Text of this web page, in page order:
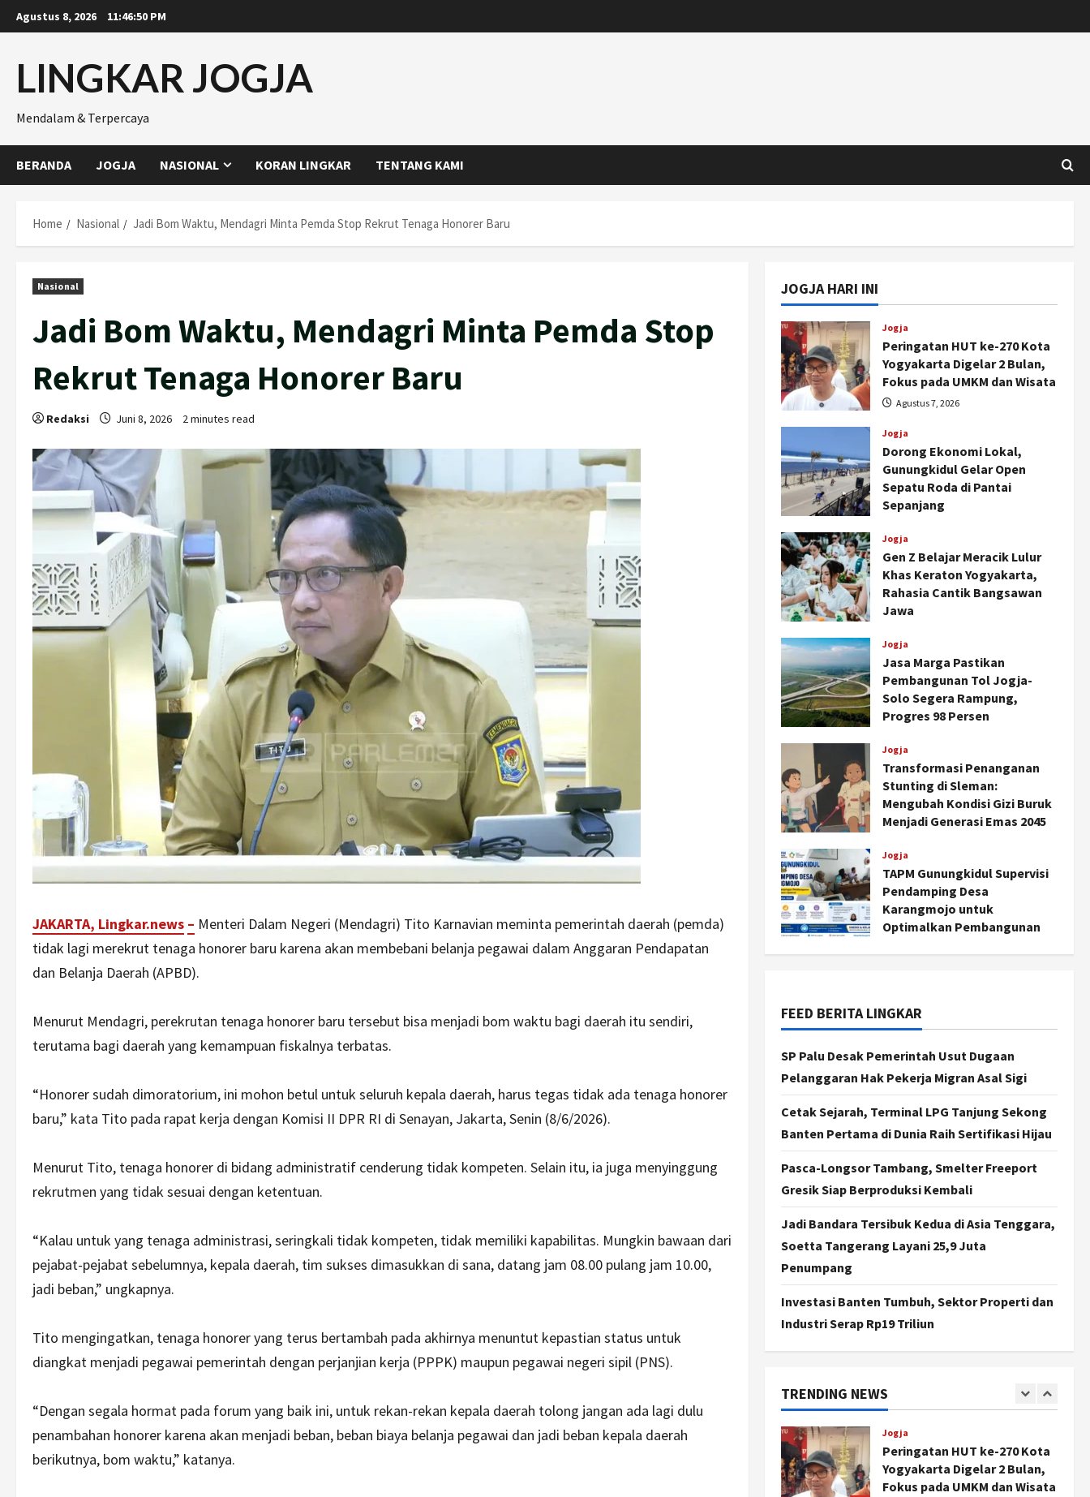
Skip
to
Agustus 8, 2026 11:46:51 PM
LINGKAR JOGJA
Mendalam & Terpercaya
BERANDA JOGJA NASIONAL KORAN LINGKAR TENTANG KAMI
Home Nasional Jadi Bom Waktu, Mendagri Minta Pemda Stop Rekrut Tenaga Honorer Baru
Nasional
Jadi Bom Waktu, Mendagri Minta Pemda Stop
Rekrut Tenaga Honorer Baru
Redaksi Juni 8, 2026 2 minutes read
JAKARTA, Lingkar.news – Menteri Dalam Negeri (Mendagri) Tito Karnavian meminta pemerintah daerah (pemda)
tidak lagi merekrut tenaga honorer baru karena akan membebani belanja pegawai dalam Anggaran Pendapatan
dan Belanja Daerah (APBD).
Menurut Mendagri, perekrutan tenaga honorer baru tersebut bisa menjadi bom waktu bagi daerah itu sendiri,
terutama bagi daerah yang kemampuan fiskalnya terbatas.
“Honorer sudah dimoratorium, ini mohon betul untuk seluruh kepala daerah, harus tegas tidak ada tenaga honorer
baru,” kata Tito pada rapat kerja dengan Komisi II DPR RI di Senayan, Jakarta, Senin (8/6/2026).
Menurut Tito, tenaga honorer di bidang administratif cenderung tidak kompeten. Selain itu, ia juga menyinggung
rekrutmen yang tidak sesuai dengan ketentuan.
“Kalau untuk yang tenaga administrasi, seringkali tidak kompeten, tidak memiliki kapabilitas. Mungkin bawaan dari
pejabat-pejabat sebelumnya, kepala daerah, tim sukses dimasukkan di sana, datang jam 08.00 pulang jam 10.00,
jadi beban,” ungkapnya.
Tito mengingatkan, tenaga honorer yang terus bertambah pada akhirnya menuntut kepastian status untuk
diangkat menjadi pegawai pemerintah dengan perjanjian kerja (PPPK) maupun pegawai negeri sipil (PNS).
“Dengan segala hormat pada forum yang baik ini, untuk rekan-rekan kepala daerah tolong jangan ada lagi dulu
penambahan honorer karena akan menjadi beban, beban biaya belanja pegawai dan jadi beban kepala daerah
berikutnya, bom waktu,” katanya.
JOGJA HARI INI
Jogja
Peringatan HUT ke-270 Kota
Yogyakarta Digelar 2 Bulan,
Fokus pada UMKM dan Wisata
Agustus 7, 2026
Jogja
Dorong Ekonomi Lokal,
Gunungkidul Gelar Open
Sepatu Roda di Pantai
Sepanjang
Jogja
Gen Z Belajar Meracik Lulur
Khas Keraton Yogyakarta,
Rahasia Cantik Bangsawan
Jawa
Jogja
Jasa Marga Pastikan
Pembangunan Tol Jogja-
Solo Segera Rampung,
Progres 98 Persen
Jogja
Transformasi Penanganan
Stunting di Sleman:
Mengubah Kondisi Gizi Buruk
Menjadi Generasi Emas 2045
Jogja
TAPM Gunungkidul Supervisi
Pendamping Desa
Karangmojo untuk
Optimalkan Pembangunan
FEED BERITA LINGKAR
SP Palu Desak Pemerintah Usut Dugaan
Pelanggaran Hak Pekerja Migran Asal Sigi
Cetak Sejarah, Terminal LPG Tanjung Sekong
Banten Pertama di Dunia Raih Sertifikasi Hijau
Pasca-Longsor Tambang, Smelter Freeport
Gresik Siap Berproduksi Kembali
Jadi Bandara Tersibuk Kedua di Asia Tenggara,
Soetta Tangerang Layani 25,9 Juta
Penumpang
Investasi Banten Tumbuh, Sektor Properti dan
Industri Serap Rp19 Triliun
TRENDING NEWS
Jogja
Peringatan HUT ke-270 Kota
Fokus pada UMKM dan Wisata
3
Jogja
Dorong Ekonomi Lokal,
Sepatu Roda di Pantai
Sepanjang
4
Politik
Cagar Budaya RSUD
Soewondo Jadi Sorotan,
Hasil Kajian Tim Provinsi
Segera Keluar
Agustus 7, 2026
Nasional
BRIN Kembangkan Sepatu
Murah Mulai Rp75 Ribu untuk
Agustus 7, 2026
1
Politik
Jogja
Peringatan HUT ke-270 Kota
Yogyakarta Digelar 2 Bulan,
Fokus pada UMKM dan Wisata